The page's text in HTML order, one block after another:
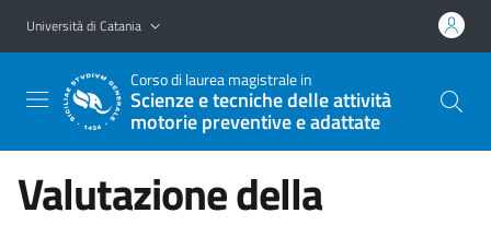
Vai al contenuto principale
Vai al menu di navigazione
Università di Catania
Corso di laurea magistrale in
Scienze e tecniche delle attività
motorie preventive e adattate
Valutazione della